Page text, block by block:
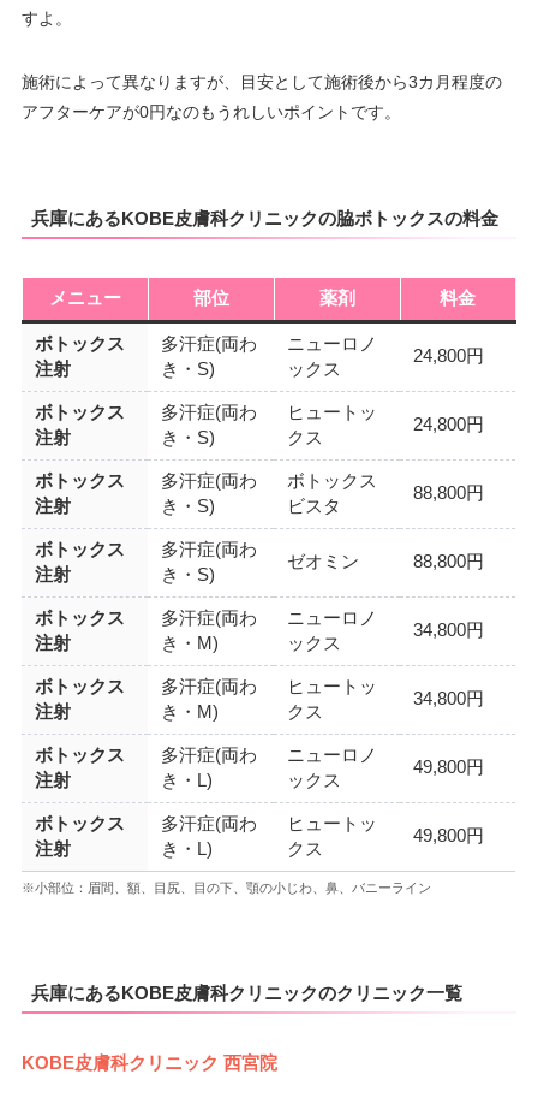
すよ。
施術によって異なりますが、目安として施術後から3カ月程度の
アフターケアが0円なのもうれしいポイントです。
兵庫にあるKOBE皮膚科クリニックの脇ボトックスの料金
メニュー 部位 薬剤 料金
ボトックス
注射
多汗症(両わ
き・S)
ニューロノ
ックス
24,800円
ボトックス
注射
多汗症(両わ
き・S)
ヒュートッ
クス
24,800円
ボトックス
注射
多汗症(両わ
き・S)
ボトックス
ビスタ
88,800円
ボトックス
注射
多汗症(両わ
き・S)
ゼオミン 88,800円
ボトックス
注射
多汗症(両わ
き・M)
ニューロノ
ックス
34,800円
ボトックス
注射
多汗症(両わ
き・M)
ヒュートッ
クス
34,800円
ボトックス
注射
多汗症(両わ
き・L)
ニューロノ
ックス
49,800円
ボトックス
注射
多汗症(両わ
き・L)
ヒュートッ
クス
49,800円
※小部位：眉間、額、目尻、目の下、顎の小じわ、鼻、バニーライン
兵庫にあるKOBE皮膚科クリニックのクリニック一覧
KOBE皮膚科クリニック 西宮院